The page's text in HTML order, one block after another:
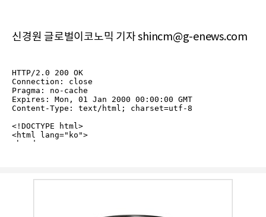
신경원 글로벌이코노믹 기자 shincm@g-enews.com